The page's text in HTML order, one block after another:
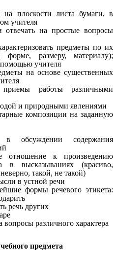
на плоскости листа бумаги, в
учителя
отвечать на простые вопросы
предметы по их
форме, размеру, материалу);
помощью учителя
на основе существенных
приемы работы различными
и природными явлениями
композиции на заданную
в обсуждении содержания
отношение к произведению
в высказываниях (красиво,
такой, не такой)
в устной речи
формы речевого этикета:
речь других
вопросы различного характера
предмета